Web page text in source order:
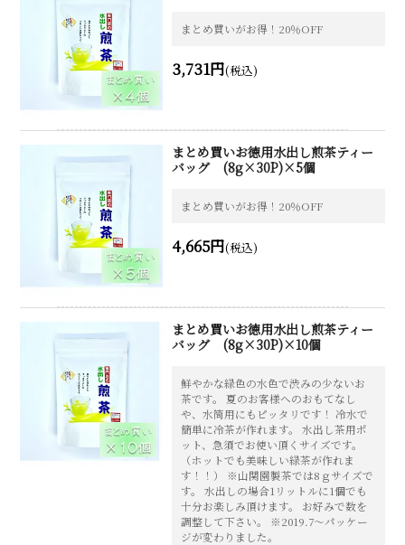
まとめ買いがお得！20％OFF
3,731円(税込)
まとめ買いお徳用水出し煎茶ティー
バッグ (8g×30P)×5個
まとめ買いがお得！20％OFF
4,665円(税込)
まとめ買いお徳用水出し煎茶ティー
バッグ (8g×30P)×10個
鮮やかな緑色の水色で渋みの少ないお
茶です。 夏のお客様へのおもてなし
や、水筒用にもピッタリです！ 冷水で
簡単に冷茶が作れます。 水出し茶用ポ
ット、急須でお使い頂くサイズです。
（ホットでも美味しい緑茶が作れま
す！！） ※山関園製茶では8ｇサイズで
す。 水出しの場合1リットルに1個でも
十分お楽しみ頂けます。 お好みで数を
調整して下さい。 ※2019.7～パッケー
ジが変わりました。